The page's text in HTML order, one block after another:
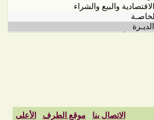
الاتصال بنا - موقع الطرف - الأعلى